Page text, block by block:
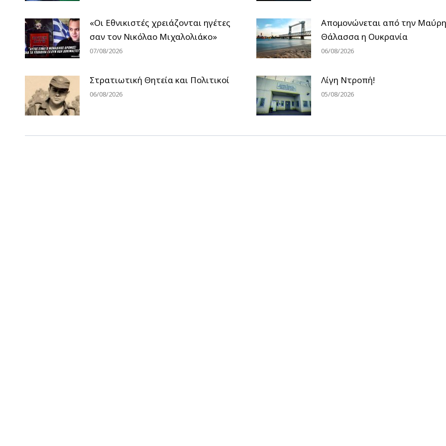
«Οι Εθνικιστές χρειάζονται ηγέτες
σαν τον Νικόλαο Μιχαλολιάκο»
07/08/2026
Απομονώνεται από την Μαύρη
Θάλασσα η Ουκρανία
06/08/2026
Στρατιωτική Θητεία και Πολιτικοί
06/08/2026
Λίγη Ντροπή!
05/08/2026